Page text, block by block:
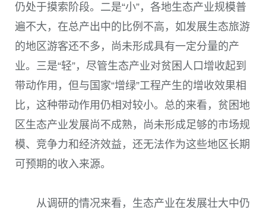
仍处于摸索阶段。二是“小”，各地生态产业规模普
遍不大，在总产出中的比例不高，如发展生态旅游
的地区游客还不多，尚未形成具有一定分量的产
业。三是“轻”，尽管生态产业对贫困人口增收起到
带动作用，但与国家“增绿”工程产生的增收效果相
比，这种带动作用仍相对较小。总的来看，贫困地
区生态产业发展尚不成熟，尚未形成足够的市场规
模、竞争力和经济效益，还无法作为这些地区长期
可预期的收入来源。
从调研的情况来看，生态产业在发展壮大中仍